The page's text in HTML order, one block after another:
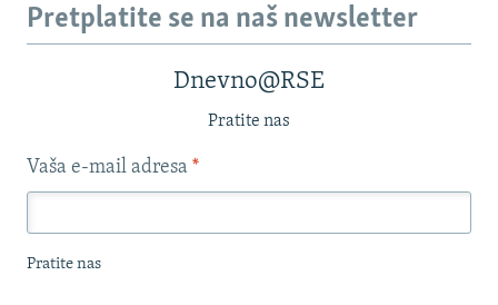
Pretplatite se na naš newsletter
Dnevno@RSE
Pratite nas
Vaša e-mail adresa *
Pratite nas